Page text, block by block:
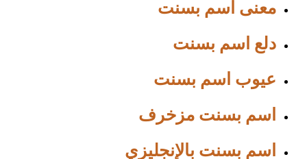
معنى اسم بسنت
دلع اسم بسنت
عيوب اسم بسنت
اسم بسنت مزخرف
اسم بسنت بالإنجليزي